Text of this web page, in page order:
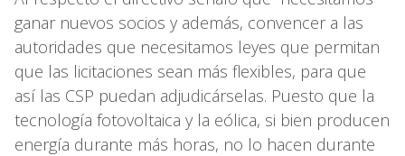
ganar nuevos socios y además, convencer a las
autoridades que necesitamos leyes que permitan
que las licitaciones sean más flexibles, para que
así las CSP puedan adjudicárselas. Puesto que la
tecnología fotovoltaica y la eólica, si bien producen
energía durante más horas, no lo hacen durante